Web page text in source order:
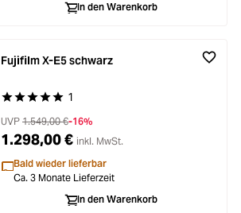
In den Warenkorb
Durchschnittliche Bewertung von 5 von 5
1
Fujifilm X-E5 schwarz
UVP 1.549,00 €-16%
1.298,00 € inkl. MwSt.
Bald wieder lieferbar
Ca. 3 Monate Lieferzeit
In den Warenkorb